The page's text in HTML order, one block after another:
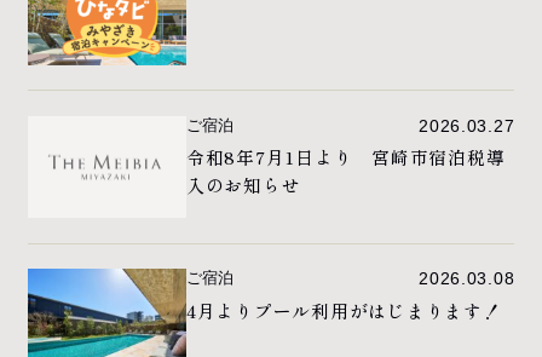
ご宿泊 2026.03.27
令和8年7月1日より 宮崎市宿泊税導
入のお知らせ
ご宿泊 2026.03.08
4月よりプール利用がはじまります！